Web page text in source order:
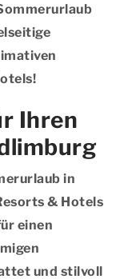
Ihren
in
& Hotels
einen
und stilvoll